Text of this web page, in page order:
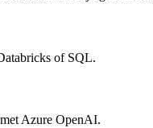
of SQL.
Azure OpenAI.